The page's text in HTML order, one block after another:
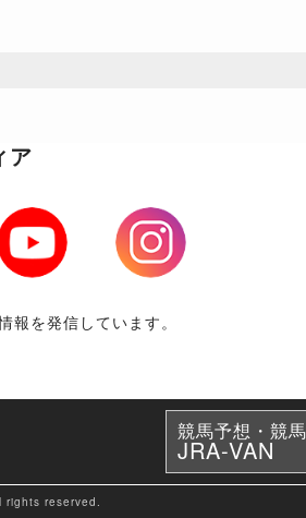
ア
Youtube
Instagram
を発信しています。
競馬予想・競
JRA-VAN
reserved.